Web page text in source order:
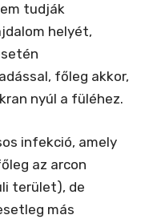
tudják
helyét,
főleg akkor,
nyúl a füléhez.
infekció, amely
az arcon
terület), de
más